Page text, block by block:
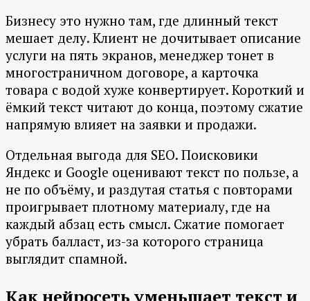
Бизнесу это нужно там, где длинный текст
мешает делу. Клиент не дочитывает описание
услуги на пять экранов, менеджер тонет в
многостраничном договоре, а карточка
товара с водой хуже конвертирует. Короткий и
ёмкий текст читают до конца, поэтому сжатие
напрямую влияет на заявки и продажи.
Отдельная выгода для SEO. Поисковики
Яндекс и Google оценивают текст по пользе, а
не по объёму, и раздутая статья с повторами
проигрывает плотному материалу, где на
каждый абзац есть смысл. Сжатие помогает
убрать балласт, из-за которого страница
выглядит спамной.
Как нейросеть уменьшает текст и